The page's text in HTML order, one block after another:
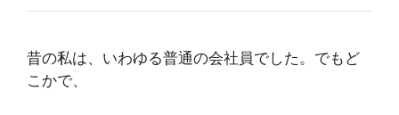
昔の私は、いわゆる普通の会社員でした。でもど
こかで、